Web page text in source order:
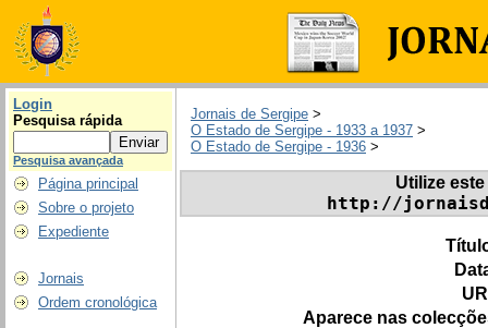
Login
Pesquisa rápida
Pesquisa avançada
Página principal
Sobre o projeto
Expediente
Jornais
Ordem cronológica
Jornais de Sergipe >
O Estado de Sergipe - 1933 a 1937 >
O Estado de Sergipe - 1936 >
Utilize
http://
Aparece nas